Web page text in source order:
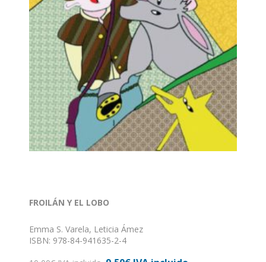
FROILÁN Y EL LOBO
Emma S. Varela, Leticia Ámez
ISBN: 978-84-941635-2-4